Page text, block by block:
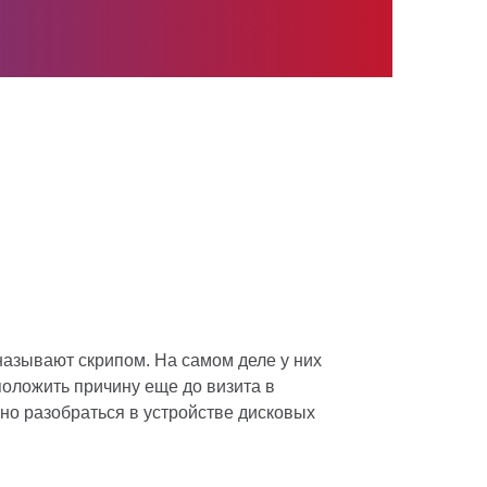
скрипом. На самом деле у них
причину еще до визита в
разобраться в устройстве дисковых